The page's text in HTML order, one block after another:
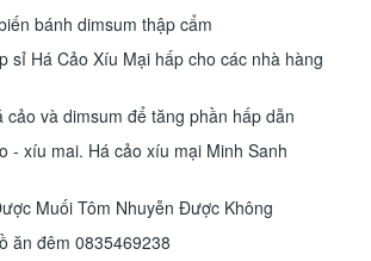
bánh dimsum thập cẩm
sỉ Há Cảo Xíu Mại hấp cho các nhà hàng
cảo và dimsum để tăng phần hấp dẫn
- xíu mai. Há cảo xíu mại Minh Sanh
Muối Tôm Nhuyễn Được Không
ăn đêm 0835469238